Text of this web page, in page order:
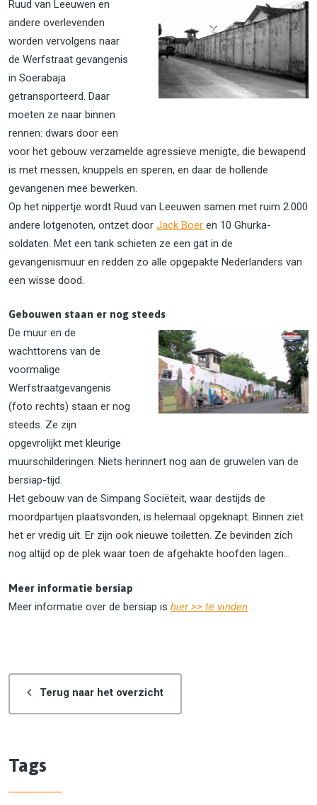
Ruud van Leeuwen en
andere overlevenden
worden vervolgens naar
de Werfstraat gevangenis
in Soerabaja
getransporteerd. Daar
moeten ze naar binnen
rennen: dwars door een
voor het gebouw verzamelde agressieve menigte, die bewapend
is met messen, knuppels en speren, en daar de hollende
gevangenen mee bewerken.
Op het nippertje wordt Ruud van Leeuwen samen met ruim 2.000
andere lotgenoten, ontzet door Jack Boer en 10 Ghurka-
soldaten. Met een tank schieten ze een gat in de
gevangenismuur en redden zo alle opgepakte Nederlanders van
een wisse dood.
Gebouwen staan er nog steeds
De muur en de
wachttorens van de
voormalige
Werfstraatgevangenis
(foto rechts) staan er nog
steeds. Ze zijn
opgevrolijkt met kleurige
muurschilderingen. Niets herinnert nog aan de gruwelen van de
bersiap-tijd.
Het gebouw van de Simpang Sociëteit, waar destijds de
moordpartijen plaatsvonden, is helemaal opgeknapt. Binnen ziet
het er vredig uit. Er zijn ook nieuwe toiletten. Ze bevinden zich
nog altijd op de plek waar toen de afgehakte hoofden lagen...
Meer informatie bersiap
Meer informatie over de bersiap is hier >> te vinden
Terug naar het overzicht
Tags